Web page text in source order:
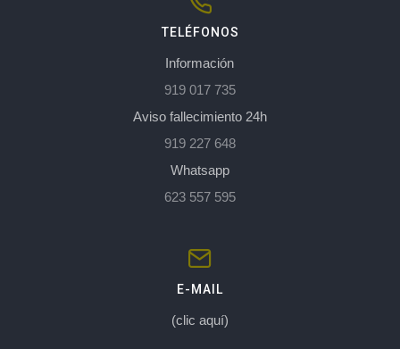
TELÉFONOS
Información
919 017 735
Aviso fallecimiento 24h
919 227 648
Whatsapp
623 557 595
E-MAIL
(clic aquí)